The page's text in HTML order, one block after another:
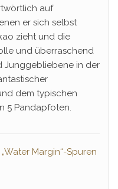
auf
er sich selbst
zieht und die
und überraschend
Junggebliebene in der
dem typischen
5 Pandapfoten.
Margin“-Spuren